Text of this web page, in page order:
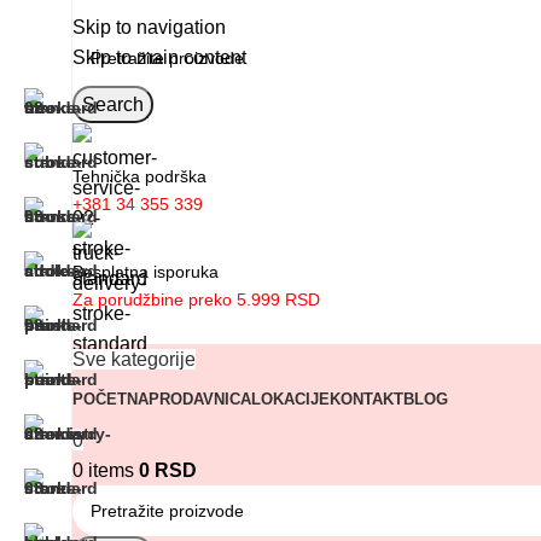
Skip to navigation
Skip to main content
Search
Tehnička podrška
+381 34 355 339
Besplatna isporuka
Za porudžbine preko 5.999 RSD
Sve kategorije
POČETNAPRODAVNICALOKACIJEKONTAKTBLOG
0
0 items 0 RSD